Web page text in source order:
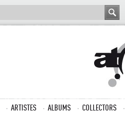
ARTISTES ALBUMS COLLECTORS